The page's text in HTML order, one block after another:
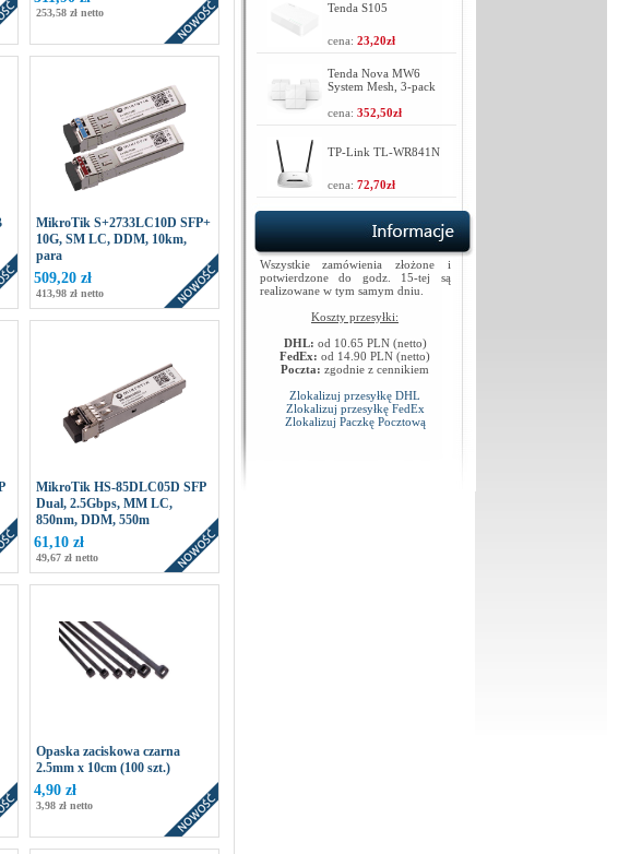
253,58 zł netto
MikroTik S+2733LC10D SFP+
10G, SM LC, DDM, 10km,
para
509,20 zł
413,98 zł netto
MikroTik HS-85DLC05D SFP
Dual, 2.5Gbps, MM LC,
850nm, DDM, 550m
61,10 zł
49,67 zł netto
Opaska zaciskowa czarna
2.5mm x 10cm (100 szt.)
4,90 zł
3,98 zł netto
Tenda S105
cena: 23,20zł
Tenda Nova MW6
System Mesh, 3-pack
cena: 352,50zł
TP-Link TL-WR841N
cena: 72,70zł
Wszystkie zamówienia złożone i
potwierdzone do godz. 15-tej są
realizowane w tym samym dniu.
Koszty przesyłki:
DHL: od 10.65 PLN (netto)
FedEx: od 14.90 PLN (netto)
Poczta: zgodnie z cennikiem
Zlokalizuj przesyłkę DHL
Zlokalizuj przesyłkę FedEx
Zlokalizuj Paczkę Pocztową